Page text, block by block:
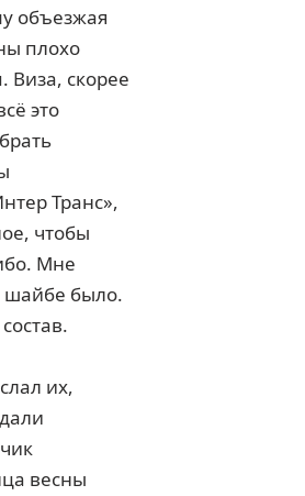
объезжая
плохо
Виза, скорее
это
Транс»,
чтобы
Мне
шайбе было.
их,
весны